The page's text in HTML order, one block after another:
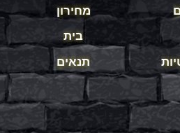
תנאים
בית
מחירון